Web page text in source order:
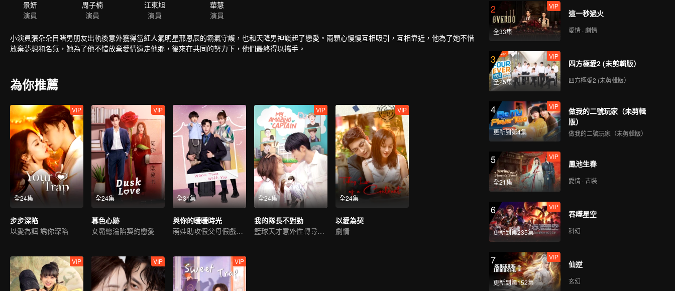
景妍
演員
周子楠
演員
江東旭
演員
華慧
演員
小演員張朵朵目睹男朋友出軌後意外獲得當紅人氣明星邢恩辰的霸氣守護，也和天降男神談起了戀愛。兩顆心慢慢互相吸引，互相靠近，他為了她不惜
放棄夢想和名氣，她為了他不惜放棄愛情遠走他鄉，後來在共同的努力下，他們最終得以攜手。
為你推薦
全24集
VIP
步步深陷
以愛為餌 誘你深陷
全24集
VIP
暮色心跡
女霸總淪陷契約戀愛
全31集
與你的暖暖時光
萌娃助攻假父母假戲真做
全24集
VIP
我的隊長不對勁
籃球天才意外性轉尋真愛
全24集
VIP
以愛為契
劇情
VIP VIP VIP
2
全33集
VIP
這一秒過火
愛情 · 劇情
3
全25集
VIP
四方極愛2 (未剪輯版）
四方極愛2 (未剪輯版）
4
更新到第4集
VIP
做我的二號玩家（未剪輯
版）
做我的二號玩家（未剪輯版）
5
全21集
VIP
鳳池生春
愛情 · 古裝
6
更新到第235集
VIP
吞噬星空
科幻
7
更新到第152集
VIP
仙逆
玄幻